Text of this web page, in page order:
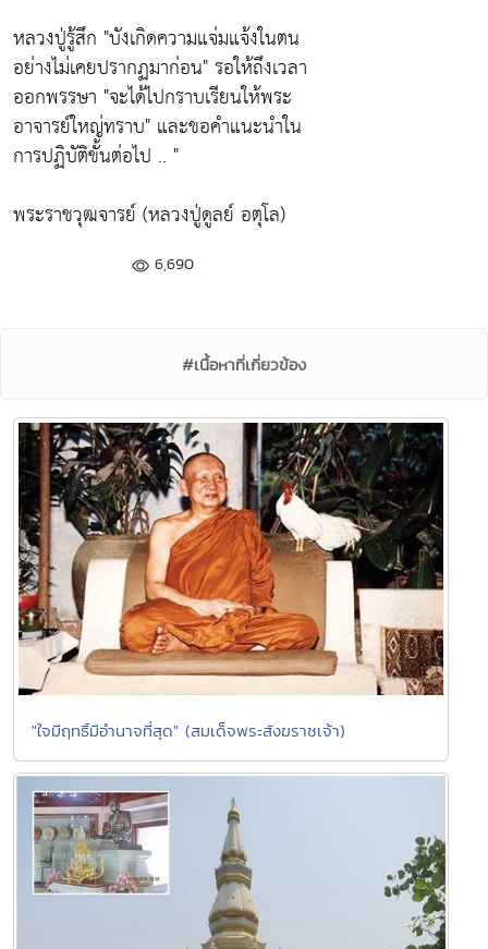
หลวงปู่รู้สึก "บังเกิดความแจ่มแจ้งในตน
อย่างไม่เคยปรากฏมาก่อน"รอให้ถึงเวลา
ออกพรรษา "จะได้ไปกราบเรียนให้พระ
อาจารย์ใหญ่ทราบ" และขอคำแนะนำใน
การปฏิบัติขั้นต่อไป .. "
พระราชวุฒจารย์ (หลวงปู่ดูลย์ อตุโล)
6,690
#เนื้อหาที่เกี่ยวข้อง
"ใจมีฤทธิ์มีอำนาจที่สุด" (สมเด็จพระสังฆราชเจ้า)